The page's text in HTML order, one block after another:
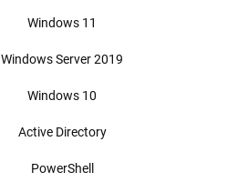
Windows 11
Windows Server 2019
Windows 10
Active Directory
PowerShell